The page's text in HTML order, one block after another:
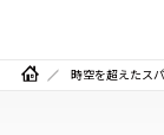
時空を超えたス